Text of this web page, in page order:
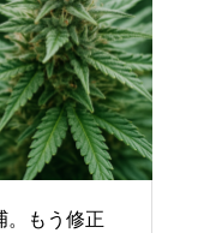
。もう修正